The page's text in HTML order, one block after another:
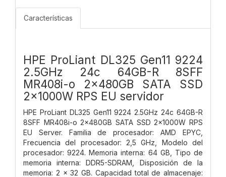
Características
HPE ProLiant DL325 Gen11 9224
2.5GHz 24c 64GB-R 8SFF
MR408i-o 2x480GB SATA SSD
2x1000W RPS EU servidor
HPE ProLiant DL325 Gen11 9224 2.5GHz 24c 64GB-R
8SFF MR408i-o 2x480GB SATA SSD 2x1000W RPS
EU Server. Familia de procesador: AMD EPYC,
Frecuencia del procesador: 2,5 GHz, Modelo del
procesador: 9224. Memoria interna: 64 GB, Tipo de
memoria interna: DDR5-SDRAM, Disposición de la
memoria: 2 x 32 GB. Capacidad total de almacenaje: